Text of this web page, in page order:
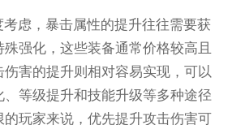
虑，暴击属性的提升往往需要获
强化，这些装备通常价格较高且
害的提升则相对容易实现，可以
等级提升和技能升级等多种途径
玩家来说，优先提升攻击伤害可